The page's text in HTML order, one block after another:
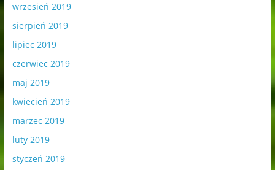
wrzesień 2019
sierpień 2019
lipiec 2019
czerwiec 2019
maj 2019
kwiecień 2019
marzec 2019
luty 2019
styczeń 2019